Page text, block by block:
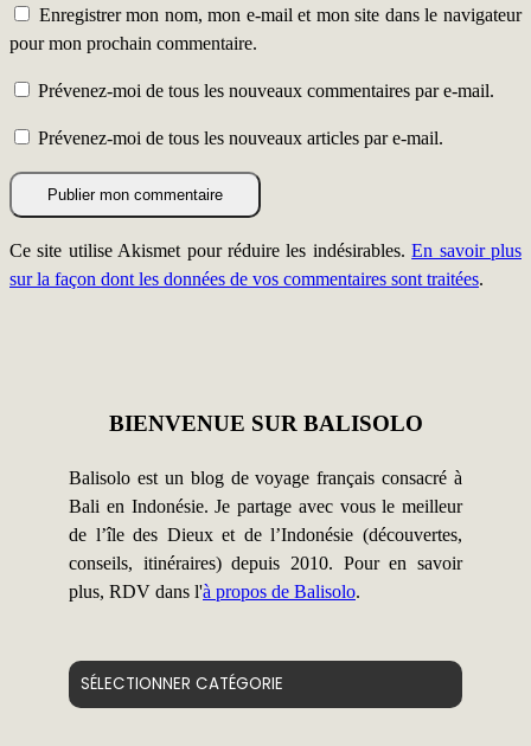
Enregistrer mon nom, mon e-mail et mon site dans le navigateur
pour mon prochain commentaire.
Prévenez-moi de tous les nouveaux commentaires par e-mail.
Prévenez-moi de tous les nouveaux articles par e-mail.
Ce site utilise Akismet pour réduire les indésirables.En savoir plus
sur la façon dont les données de vos commentaires sont traitées.
BIENVENUE SUR BALISOLO
Balisolo est un blog de voyage français consacré à
Bali en Indonésie. Je partage avec vous le meilleur
de l’île des Dieux et de l’Indonésie (découvertes,
conseils, itinéraires) depuis 2010. Pour en savoir
plus, RDV dans l'à propos de Balisolo.